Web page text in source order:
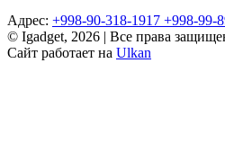
Адрес: +998-90-318-1917 +998-99-
© Igadget, 2026 | Все права
Сайт работает на Ulkan